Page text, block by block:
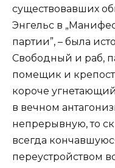
существовавших
Энгельс в
партии”, – была
Свободный и раб,
помещик и
короче
в вечном
непрерывную, то
всегда
переустройством